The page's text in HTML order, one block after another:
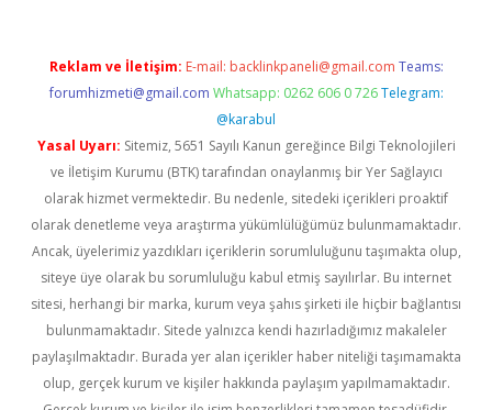
Reklam ve İletişim: E-mail: backlinkpaneli@gmail.com Teams:
forumhizmeti@gmail.com Whatsapp: 0262 606 0 726 Telegram:
@karabul
Yasal Uyarı: Sitemiz, 5651 Sayılı Kanun gereğince Bilgi Teknolojileri
ve İletişim Kurumu (BTK) tarafından onaylanmış bir Yer Sağlayıcı
olarak hizmet vermektedir. Bu nedenle, sitedeki içerikleri proaktif
olarak denetleme veya araştırma yükümlülüğümüz bulunmamaktadır.
Ancak, üyelerimiz yazdıkları içeriklerin sorumluluğunu taşımakta olup,
siteye üye olarak bu sorumluluğu kabul etmiş sayılırlar. Bu internet
sitesi, herhangi bir marka, kurum veya şahıs şirketi ile hiçbir bağlantısı
bulunmamaktadır. Sitede yalnızca kendi hazırladığımız makaleler
paylaşılmaktadır. Burada yer alan içerikler haber niteliği taşımamakta
olup, gerçek kurum ve kişiler hakkında paylaşım yapılmamaktadır.